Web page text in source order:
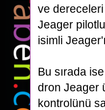
ve
Jeager
isimli
Bu sırada
dron Jeager
kontrolünü